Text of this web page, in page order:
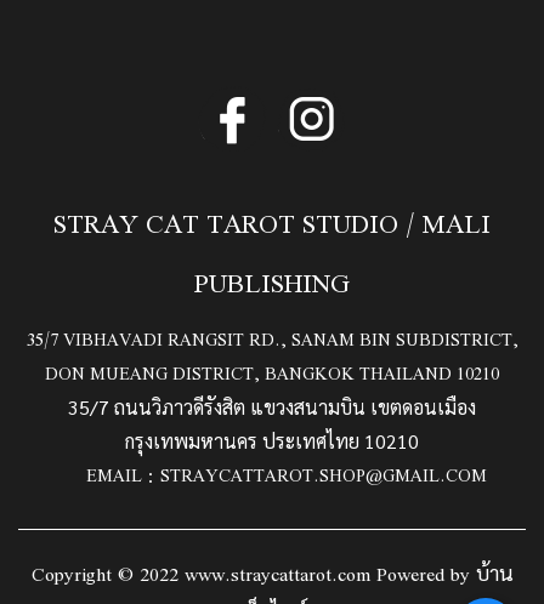
STRAY CAT TAROT STUDIO / MALI
PUBLISHING
35/7 VIBHAVADI RANGSIT RD., SANAM BIN SUBDISTRICT,
DON MUEANG DISTRICT, BANGKOK THAILAND 10210
35/7 ถนนวิภาวดีรังสิต แขวงสนามบิน เขตดอนเมือง
กรุงเทพมหานคร ประเทศไทย 10210
EMAIL : STRAYCATTAROT.SHOP@GMAIL.COM
Copyright © 2022 www.straycattarot.com Powered by บ้าน